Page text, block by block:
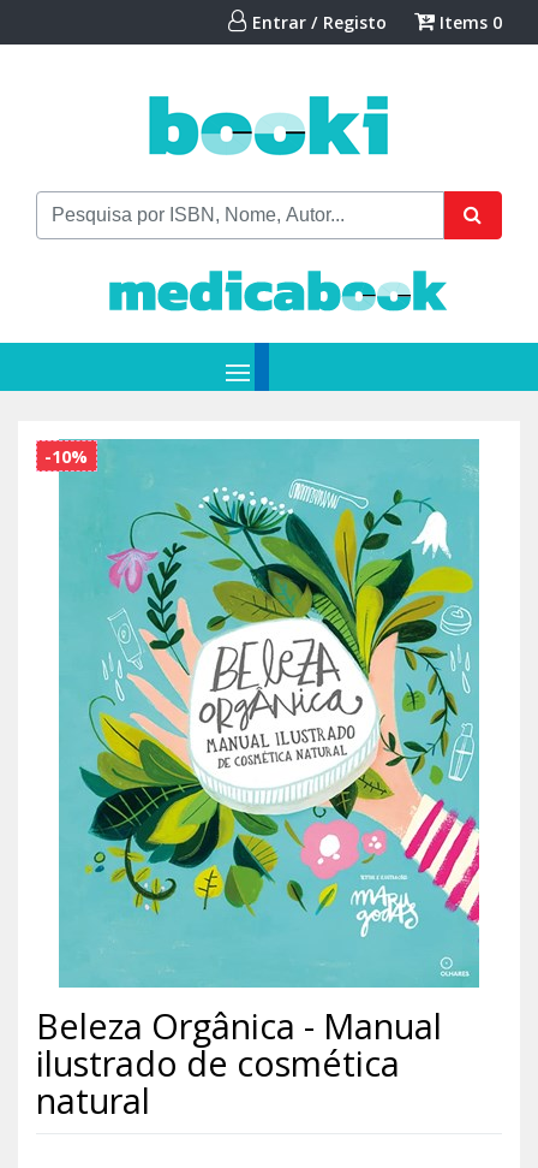
Entrar / Registo Items 0
-10%
Beleza Orgânica - Manual
ilustrado de cosmética
natural